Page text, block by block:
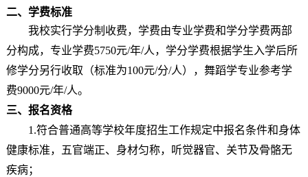
二、学费标准
我校实行学分制收费，学费由专业学费和学分学费两部
分构成，专业学费5750元/年/人，学分学费根据学生入学后所
修学分另行收取（标准为100元/分/人），舞蹈学专业参考学
费9000元/年/人。
三、报名资格
1.符合普通高等学校年度招生工作规定中报名条件和身体
健康标准，
五官端正、身材匀称，听觉器官、关节及骨骼无
疾病；